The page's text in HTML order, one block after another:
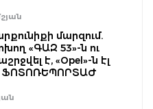
մարզում.
«ԳԱԶ 53»-ն ու
է, «Opel»-ն էլ
ՖՈՏՈՌԵՊՈՐՏԱԺ